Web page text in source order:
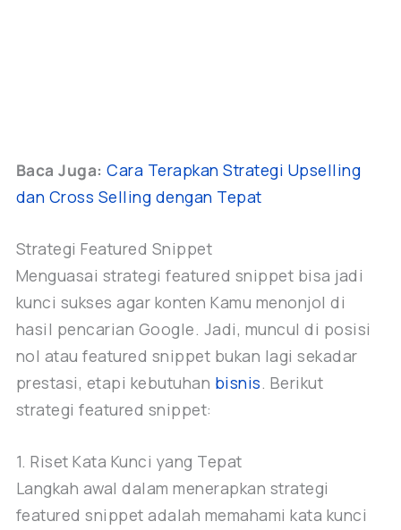
Baca Juga: Cara Terapkan Strategi Upselling
dan Cross Selling dengan Tepat
Strategi Featured Snippet
Menguasai strategi featured snippet bisa jadi
kunci sukses agar konten Kamu menonjol di
hasil pencarian Google. Jadi, muncul di posisi
nol atau featured snippet bukan lagi sekadar
prestasi, etapi kebutuhan bisnis. Berikut
strategi featured snippet:
1. Riset Kata Kunci yang Tepat
Langkah awal dalam menerapkan strategi
featured snippet adalah memahami kata kunci